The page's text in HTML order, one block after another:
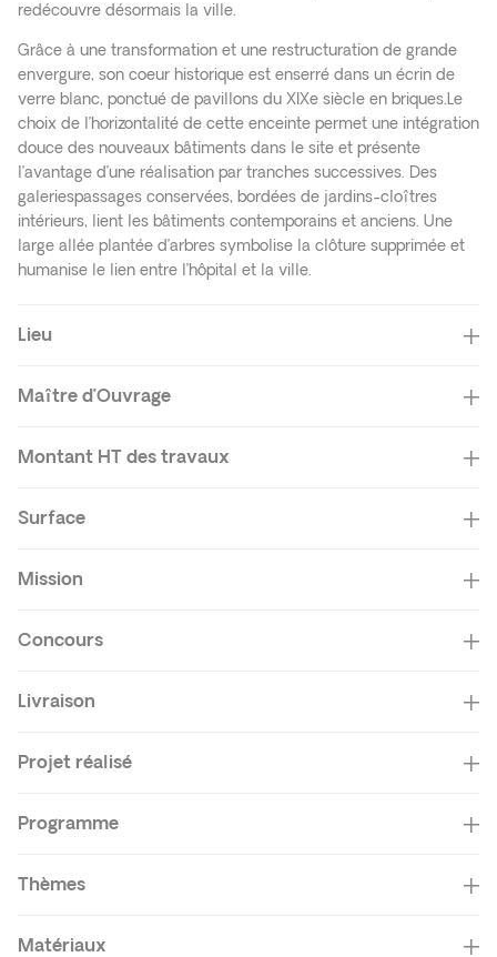
redécouvre désormais la ville.
Grâce à une transformation et une restructuration de grande
envergure, son coeur historique est enserré dans un écrin de
verre blanc, ponctué de pavillons du XIXe siècle en briques.Le
choix de l’horizontalité de cette enceinte permet une intégration
douce des nouveaux bâtiments dans le site et présente
l’avantage d’une réalisation par tranches successives. Des
galeriespassages conservées, bordées de jardins-cloîtres
intérieurs, lient les bâtiments contemporains et anciens. Une
large allée plantée d’arbres symbolise la clôture supprimée et
humanise le lien entre l’hôpital et la ville.
Lieu
Maître d’Ouvrage
Montant HT des travaux
Surface
Mission
Concours
Livraison
Projet réalisé
Programme
Thèmes
Matériaux